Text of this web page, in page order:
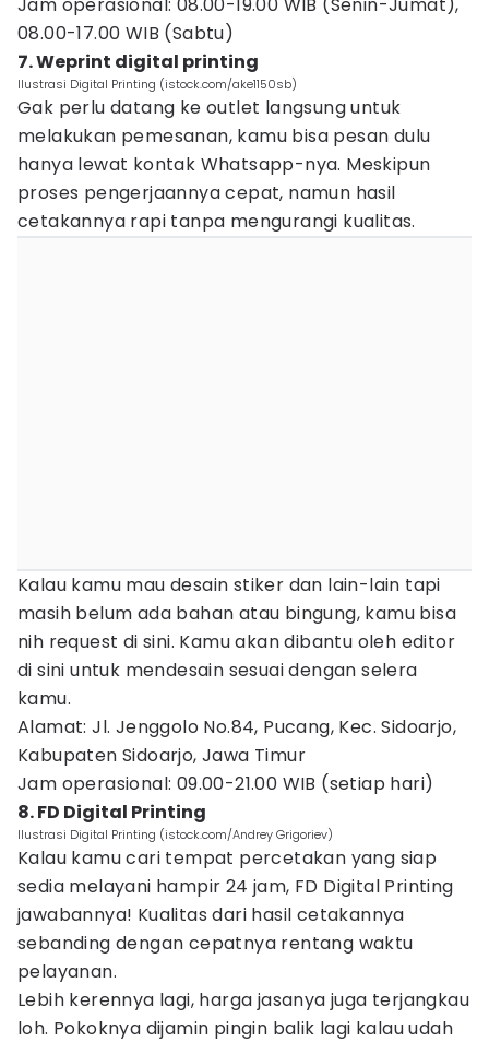
08.00-17.00 WIB (Sabtu)
7. Weprint digital printing
Ilustrasi Digital Printing (istock.com/ake1150sb)
Gak perlu datang ke outlet langsung untuk
melakukan pemesanan, kamu bisa pesan dulu
hanya lewat kontak Whatsapp-nya. Meskipun
proses pengerjaannya cepat, namun hasil
cetakannya rapi tanpa mengurangi kualitas.
Kalau kamu mau desain stiker dan lain-lain tapi
masih belum ada bahan atau bingung, kamu bisa
nih request di sini. Kamu akan dibantu oleh editor
di sini untuk mendesain sesuai dengan selera
kamu.
Alamat: Jl. Jenggolo No.84, Pucang, Kec. Sidoarjo,
Kabupaten Sidoarjo, Jawa Timur
Jam operasional: 09.00-21.00 WIB (setiap hari)
8. FD Digital Printing
Ilustrasi Digital Printing (istock.com/Andrey Grigoriev)
Kalau kamu cari tempat percetakan yang siap
sedia melayani hampir 24 jam, FD Digital Printing
jawabannya! Kualitas dari hasil cetakannya
sebanding dengan cepatnya rentang waktu
pelayanan.
Lebih kerennya lagi, harga jasanya juga terjangkau
loh. Pokoknya dijamin pingin balik lagi kalau udah